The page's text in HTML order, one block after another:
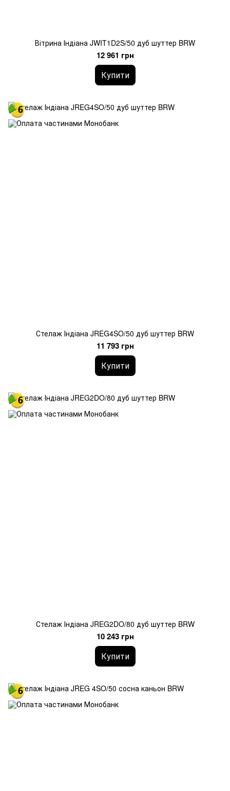
Вітрина Індіана JWIT1D2S/50 дуб шуттер BRW
12 961 грн
Купити
Стелаж Індіана JREG4SO/50 дуб шуттер BRW
11 793 грн
Купити
Стелаж Індіана JREG2DO/80 дуб шуттер BRW
10 243 грн
Купити